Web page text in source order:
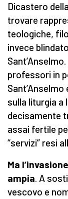
Dicastero
trovare
teologiche,
invece
professori in
sulla liturgia a
decisamente
assai fertile
“servizi” resi
Ma
ampia. A
vescovo e